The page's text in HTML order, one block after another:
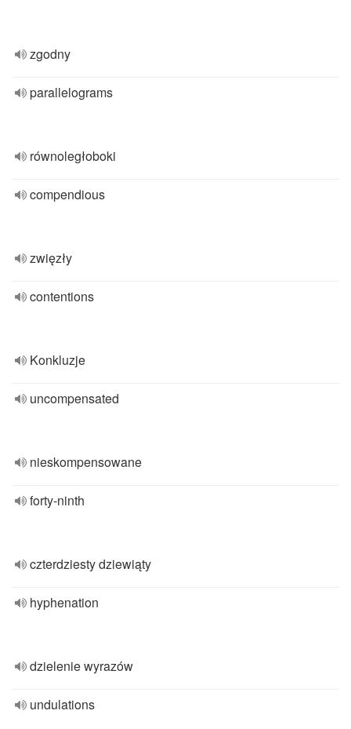
zgodny
parallelograms
równoległoboki
compendious
zwięzły
contentions
Konkluzje
uncompensated
nieskompensowane
forty-ninth
czterdziesty dziewiąty
hyphenation
dzielenie wyrazów
undulations